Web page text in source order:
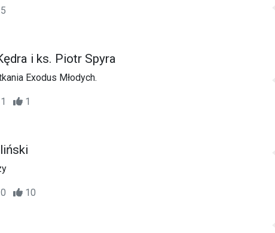
i ks. Piotr Spyra
Exodus Młodych.
1
10